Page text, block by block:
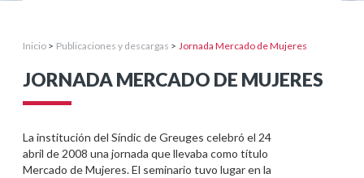
Inicio > Publicaciones y descargas > Jornada Mercado de Mujeres
JORNADA MERCADO DE MUJERES
La institución del Síndic de Greuges celebró el 24
abril de 2008 una jornada que llevaba como título
Mercado de Mujeres. El seminario tuvo lugar en la